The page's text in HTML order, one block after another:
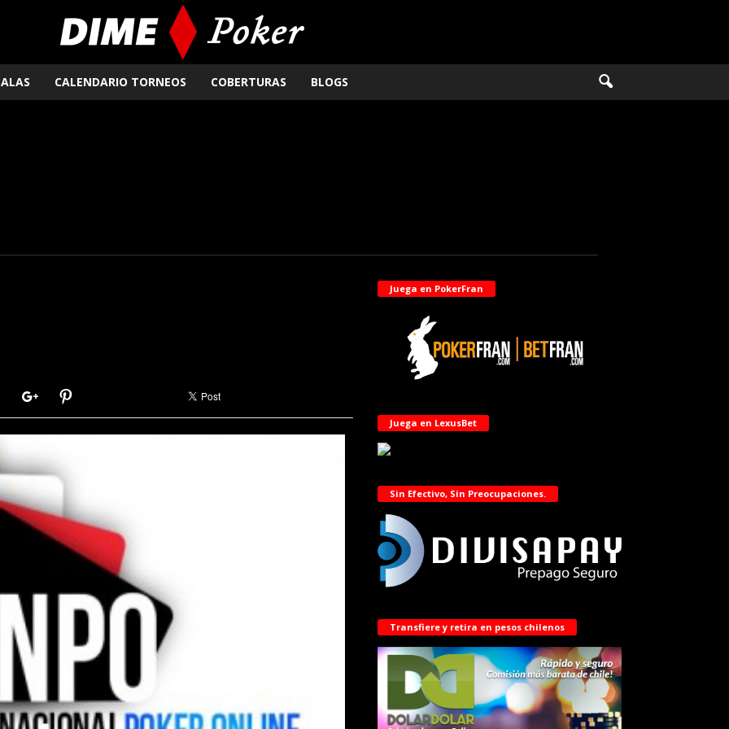
CALENDARIO TORNEOS COBERTURAS BLOGS
Juega en PokerFran
Juega en LexusBet
Sin Efectivo, Sin Preocupaciones.
Transfiere y retira en pesos chilenos